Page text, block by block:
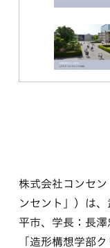
株式会社コンセ
ンセント」）は
平市、学長：長
「造形構想学部